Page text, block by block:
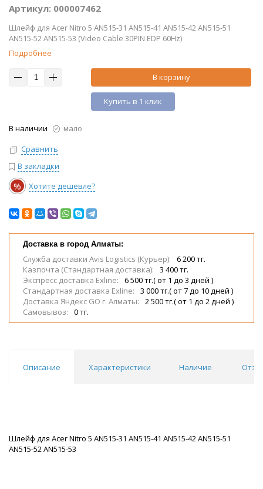
Артикул: 000007462
Шлейф для Acer Nitro 5 AN515-31 AN515-41 AN515-42 AN515-51
AN515-52 AN515-53 (Video Cable 30PIN EDP 60Hz)
Подробнее
В корзину
Купить в 1 клик
В наличии
мало
Сравнить
В закладки
% Хотите дешевле?
Доставка в город Алматы:
Служба доставки Avis Logistics (Курьер):
6 200 тг.
Казпочта (Стандартная доставка):
3 400 тг.
Экспресс доставка Exline:
6 500 тг.( от 1 до 3 дней )
Стандартная доставка Exline:
3 000 тг.( от 7 до 10 дней )
Доставка Яндекс GO г. Алматы:
2 500 тг.( от 1 до 2 дней )
Самовывоз:
0 тг.
Описание Характеристики Наличие
Шлейф для Acer Nitro 5 AN515-31 AN515-41 AN515-42 AN515-51
AN515-52 AN515-53